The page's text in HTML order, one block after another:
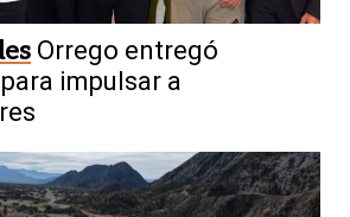
Orrego entregó
impulsar a